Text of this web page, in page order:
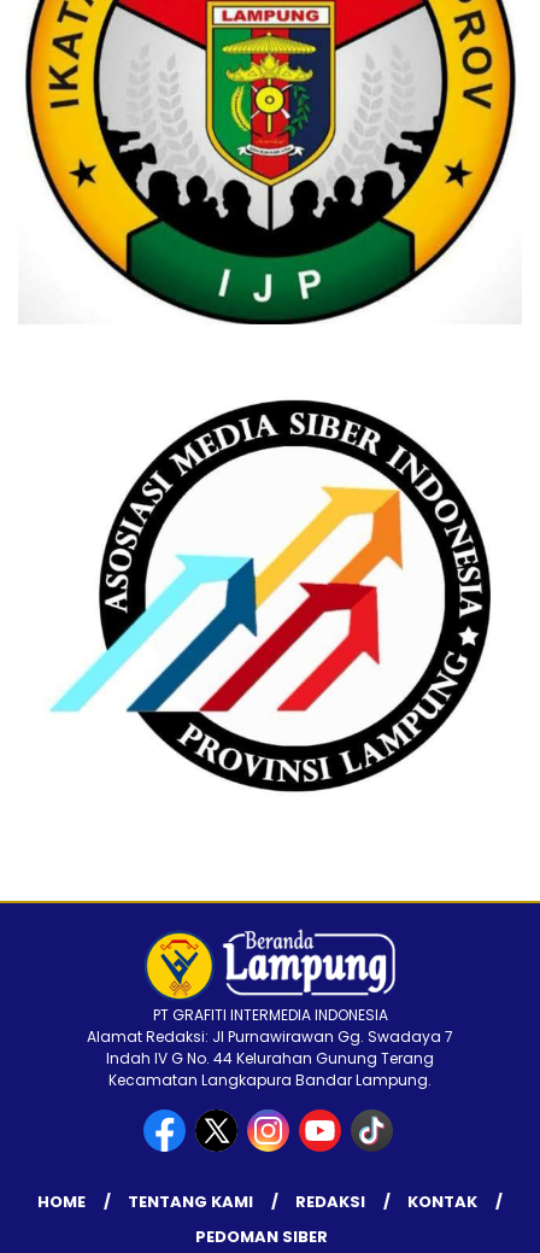
PT GRAFITI INTERMEDIA INDONESIA
Alamat Redaksi: Jl Purnawirawan Gg. Swadaya 7
Indah IV G No. 44 Kelurahan Gunung Terang
Kecamatan Langkapura Bandar Lampung.
HOME TENTANG KAMI REDAKSI
KONTAK
PEDOMAN SIBER